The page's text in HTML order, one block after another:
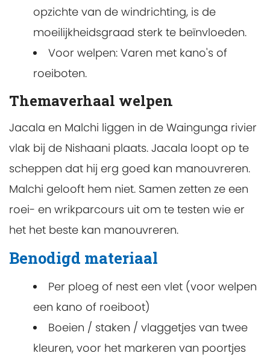
opzichte van de windrichting, is de
moeilijkheidsgraad sterk te beïnvloeden.
Voor welpen: Varen met kano's of
roeiboten.
Themaverhaal welpen
Jacala en Malchi liggen in de Waingunga rivier
vlak bij de Nishaani plaats. Jacala loopt op te
scheppen dat hij erg goed kan manouvreren.
Malchi gelooft hem niet. Samen zetten ze een
roei- en wrikparcours uit om te testen wie er
het het beste kan manouvreren.
Benodigd materiaal
Per ploeg of nest een vlet (voor welpen
een kano of roeiboot)
Boeien / staken / vlaggetjes van twee
kleuren, voor het markeren van poortjes